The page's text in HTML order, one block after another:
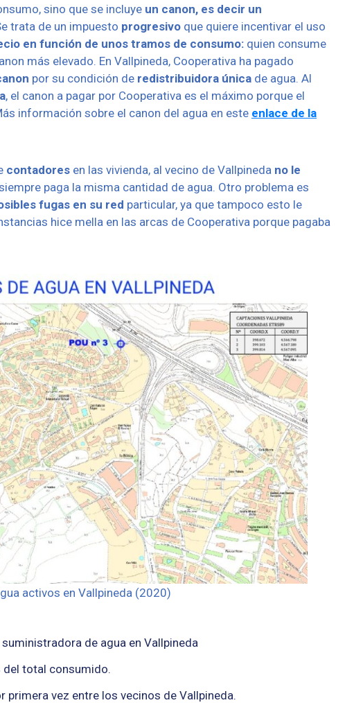
sino que se incluye un canon, es decir un
trata de un impuesto progresivo que quiere incentivar el uso
en función de unos tramos de consumo: quien consume
más elevado. En Vallpineda, Cooperativa ha pagado
por su condición de redistribuidora única de agua. Al
, el canon a pagar por Cooperativa es el máximo porque el
información sobre el canon del agua en este enlace de la
contadores en las vivienda, al vecino de Vallpineda no le
paga la misma cantidad de agua. Otro problema es
fugas en su red particular, ya que tampoco esto le
hice mella en las arcas de Cooperativa porque pagaba
activos en Vallpineda (2020)
de agua en Vallpineda
del total consumido.
vez entre los vecinos de Vallpineda.